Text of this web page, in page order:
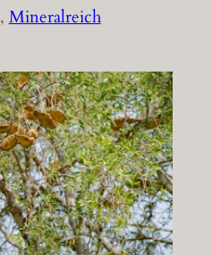
, Mineralreich